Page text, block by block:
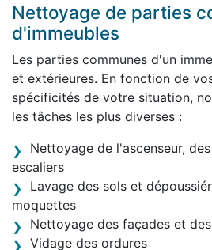
Nettoyage de parties
d'immeubles
Les parties communes d'un
et extérieures. En fonction de
spécificités de votre situation,
les tâches les plus diverses :
Nettoyage de l'ascenseur,
escaliers
Lavage des sols et
moquettes
Nettoyage des façades et
Vidage des ordures